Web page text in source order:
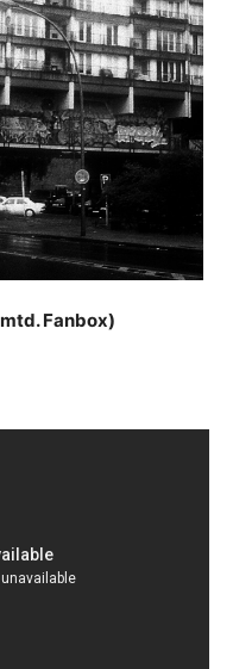
Fanbox)